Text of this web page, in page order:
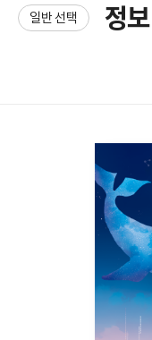
일반 선택
정